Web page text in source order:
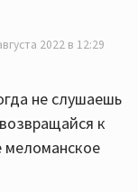
2022 в 12:29
не слушаешь
к